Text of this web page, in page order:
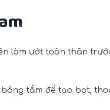
làm ướt toàn thân
tắm để tạo bọt,